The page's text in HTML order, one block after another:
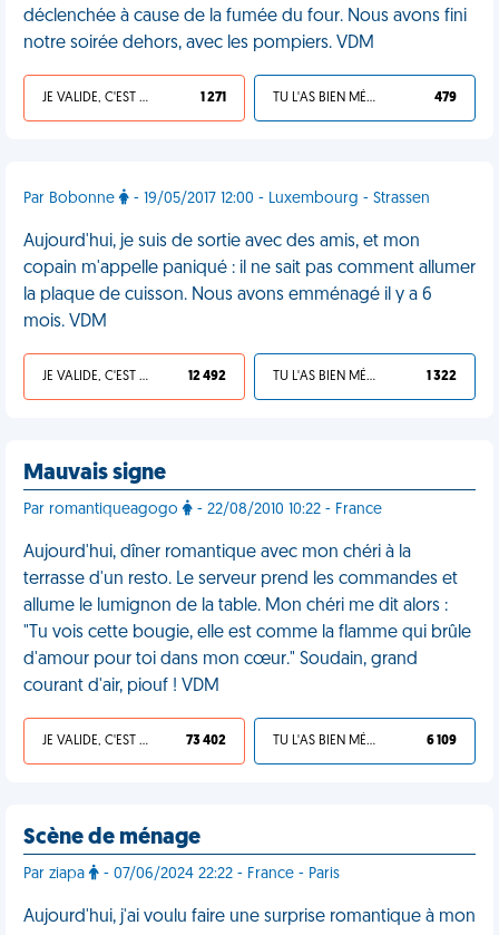
déclenchée à cause de la fumée du four. Nous avons fini
notre soirée dehors, avec les pompiers. VDM
JE VALIDE, C'EST UNE VDM 1 271 TU L'AS BIEN MÉRITÉ 479
Par Bobonne - 19/05/2017 12:00 - Luxembourg - Strassen
Aujourd'hui, je suis de sortie avec des amis, et mon
copain m'appelle paniqué : il ne sait pas comment allumer
la plaque de cuisson. Nous avons emménagé il y a 6
mois. VDM
JE VALIDE, C'EST UNE VDM 12 492 TU L'AS BIEN MÉRITÉ 1 322
Mauvais signe
Par romantiqueagogo - 22/08/2010 10:22 - France
Aujourd'hui, dîner romantique avec mon chéri à la
terrasse d'un resto. Le serveur prend les commandes et
allume le lumignon de la table. Mon chéri me dit alors :
"Tu vois cette bougie, elle est comme la flamme qui brûle
d'amour pour toi dans mon cœur." Soudain, grand
courant d'air, piouf ! VDM
JE VALIDE, C'EST UNE VDM 73 402 TU L'AS BIEN MÉRITÉ 6 109
Scène de ménage
Par ziapa - 07/06/2024 22:22 - France - Paris
Aujourd'hui, j'ai voulu faire une surprise romantique à mon